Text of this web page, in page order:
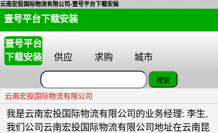
云南宏投国际物流有限公司-壹号平台下载安装
壹号平台下载安装
壹号平台
下载安装
供应 求购 城市
云南宏投国际物流有限公司
我是云南宏投国际物流有限公司的业务经理: 李生,
我们公司云南宏投国际物流有限公司地址在云南昆